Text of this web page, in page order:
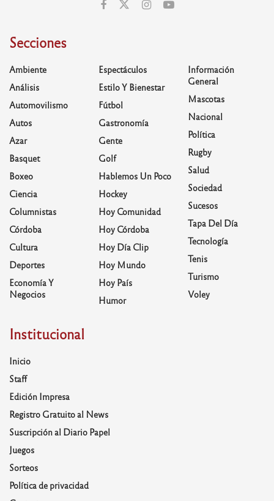
Secciones
Ambiente
Análisis
Automovilismo
Autos
Azar
Basquet
Boxeo
Ciencia
Columnistas
Córdoba
Cultura
Deportes
Economía Y
Negocios
Espectáculos
Estilo Y Bienestar
Fútbol
Gastronomía
Gente
Golf
Hablemos Un Poco
Hockey
Hoy Comunidad
Hoy Córdoba
Hoy Día Clip
Hoy Mundo
Hoy País
Humor
Información
General
Mascotas
Nacional
Política
Rugby
Salud
Sociedad
Sucesos
Tapa Del Día
Tecnología
Tenis
Turismo
Voley
Institucional
Inicio
Staff
Edición Impresa
Registro Gratuito al News
Suscripción al Diario Papel
Juegos
Sorteos
Política de privacidad